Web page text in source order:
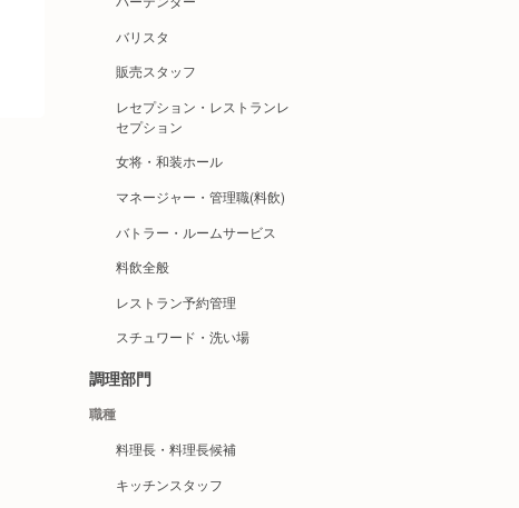
バリスタ
販売スタッフ
レセプション・レストランレ
セプション
女将・和装ホール
マネージャー・管理職(料飲)
バトラー・ルームサービス
料飲全般
レストラン予約管理
スチュワード・洗い場
調理部門
職種
料理長・料理長候補
キッチンスタッフ